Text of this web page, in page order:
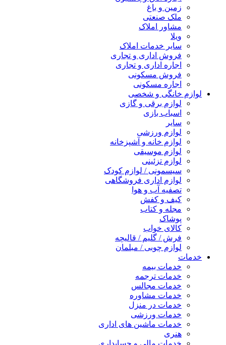
زمین و باغ
ملک صنعتی
مشاور املاک
ویلا
سایر خدمات املاک
فروش اداری و تجاری
اجاره اداری و تجاری
فروش مسکونی
اجاره مسکونی
لوازم خانگی و شخصی
لوازم برقی و گازی
اسباب بازی
سایر
لوازم ورزشی
لوازم خانه و آشپزخانه
لوازم موسیقی
لوازم تزئینی
سیسمونی / لوازم کودک
لوازم اداری فروشگاهی
تصفیه آب و هوا
کیف و کفش
مجله و کتاب
پوشاک
کالای خواب
فرش / گلیم / قالیچه
لوازم چوبی / مبلمان
خدمات
خدمات بیمه
خدمات ترجمه
خدمات مجالس
خدمات مشاوره
خدمات در منزل
خدمات ورزشی
خدمات ماشین های اداری
هنری